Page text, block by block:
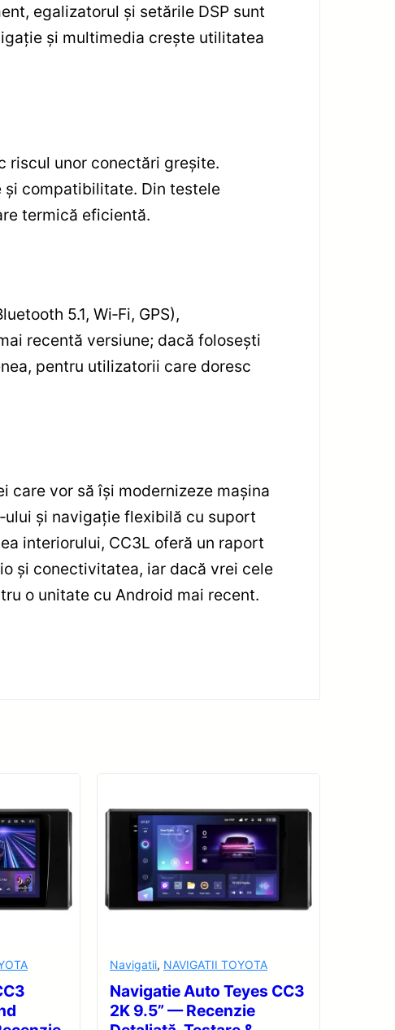
egalizatorul și setările DSP sunt
și multimedia crește utilitatea
riscul unor conectări greșite.
și compatibilitate. Din testele
termică eficientă.
5.1, Wi‑Fi, GPS),
recentă versiune; dacă folosești
pentru utilizatorii care doresc
care vor să își modernizeze mașina
și navigație flexibilă cu suport
interiorului, CC3L oferă un raport
și conectivitatea, iar dacă vrei cele
o unitate cu Android mai recent.
Navigatii, NAVIGATII TOYOTA
Navigatie Auto Teyes CC3
2K 9.5” — Recenzie